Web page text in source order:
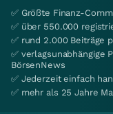
✅ Größte Finanz-
✅ über 550.000
✅ rund 2.000 Beiträge
✅ verlagsunabhängige
BörsenNews
✅ Jederzeit einfach
✅ mehr als 25 Jahre